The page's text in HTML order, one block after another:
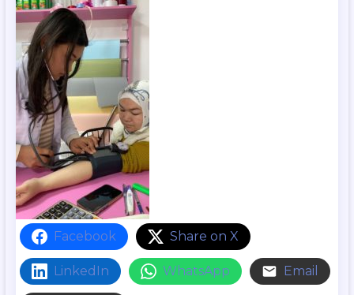
Facebook Share on X
LinkedIn WhatsApp Email